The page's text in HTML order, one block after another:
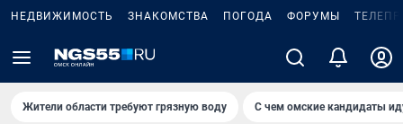
НЕДВИЖИМОСТЬ ЗНАКОМСТВА ПОГОДА ФОРУМЫ
Жители области требуют грязную воду С чем омские кандидаты